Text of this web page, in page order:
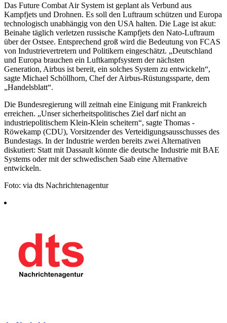
Das Future Combat Air System ist geplant als Verbund aus
Kampfjets und Drohnen. Es soll den Luftraum schützen und Europa
technologisch unabhängig von den USA halten. Die Lage ist akut:
Beinahe täglich verletzen russische Kampfjets den Nato-Luftraum
über der Ostsee. Entsprechend groß wird die Bedeutung von FCAS
von Industrievertretern und Politikern eingeschätzt. „Deutschland
und Europa brauchen ein Luftkampfsystem der nächsten
Generation, Airbus ist bereit, ein solches System zu entwickeln“,
sagte Michael Schöllhorn, Chef der Airbus-Rüstungssparte, dem
„Handelsblatt“.
Die Bundesregierung will zeitnah eine Einigung mit Frankreich
erreichen. „Unser sicherheitspolitisches Ziel darf nicht an
industriepolitischem Klein-Klein scheitern“, sagte Thomas -
Röwekamp (CDU), Vorsitzender des Verteidigungsausschusses des
Bundestags. In der Industrie werden bereits zwei Alternativen
diskutiert: Statt mit Dassault könnte die deutsche Industrie mit BAE
Systems oder mit der schwedischen Saab eine Alternative
entwickeln.
Foto: via dts Nachrichtenagentur